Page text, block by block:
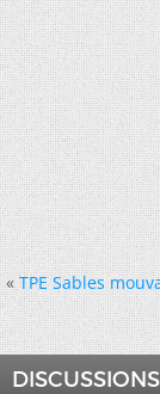
« TPE Sables